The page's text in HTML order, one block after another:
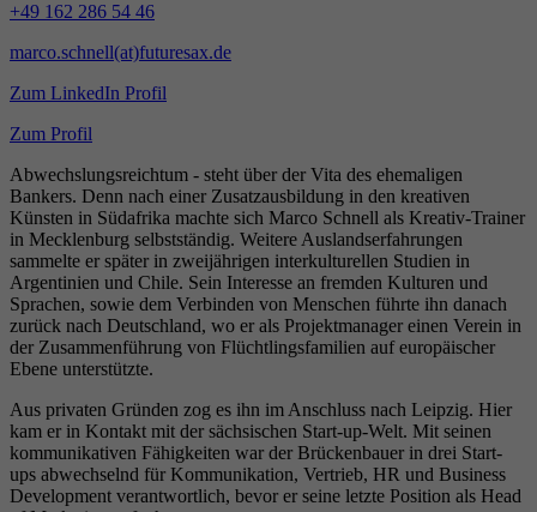
+49 162 286 54 46
marco.schnell(at)futuresax.de
Zum LinkedIn Profil
Zum Profil
Abwechslungsreichtum - steht über der Vita des ehemaligen
Bankers. Denn nach einer Zusatzausbildung in den kreativen
Künsten in Südafrika machte sich Marco Schnell als Kreativ-Trainer
in Mecklenburg selbstständig. Weitere Auslandserfahrungen
sammelte er später in zweijährigen interkulturellen Studien in
Argentinien und Chile. Sein Interesse an fremden Kulturen und
Sprachen, sowie dem Verbinden von Menschen führte ihn danach
zurück nach Deutschland, wo er als Projektmanager einen Verein in
der Zusammenführung von Flüchtlingsfamilien auf europäischer
Ebene unterstützte.
Aus privaten Gründen zog es ihn im Anschluss nach Leipzig. Hier
kam er in Kontakt mit der sächsischen Start-up-Welt. Mit seinen
kommunikativen Fähigkeiten war der Brückenbauer in drei Start-
ups abwechselnd für Kommunikation, Vertrieb, HR und Business
Development verantwortlich, bevor er seine letzte Position als Head